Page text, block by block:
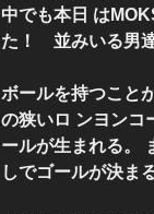
中でも本日 は
た！ 並みいる男達
ボールを持つこと
の狭いロ ンヨンコ
ールが生まれる。
しでゴールが決ま